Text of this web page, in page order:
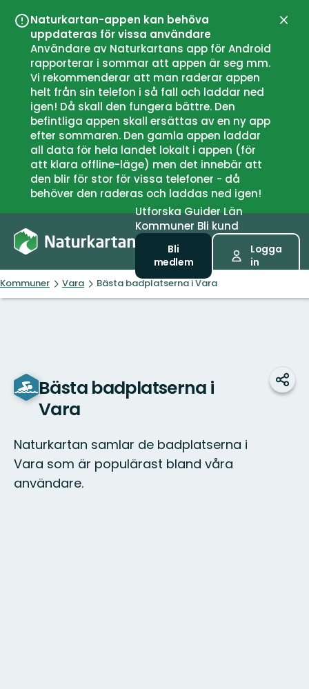
Naturkartan-appen kan behöva
uppdateras för vissa användare
Användare av Naturkartans app för Android
rapporterar i sommar att appen är seg mm.
Vi rekommenderar att man raderar appen
helt från sin telefon i så fall och laddar ned
igen! Då skall den fungera bättre. Den
befintliga appen skall ersättas av en ny app
efter sommaren. Den gamla appen laddar
all data för hela landet lokalt i appen (för
att klara offline-läge) men det innebär att
den blir för stor för vissa telefoner - då
behöver den raderas och laddas ned igen!
UtforskaGuiderLän
Kommuner Bli kund
Bli
medlem
Logga
in
Kommuner Vara Bästa badplatserna i Vara
Bästa badplatserna i
Vara
Naturkartan samlar de badplatserna i
Vara som är populärast bland våra
användare.
Dela